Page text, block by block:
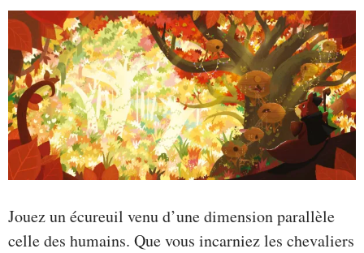
Jouez un écureuil venu d’une dimension parallèle
celle des humains. Que vous incarniez les chevaliers